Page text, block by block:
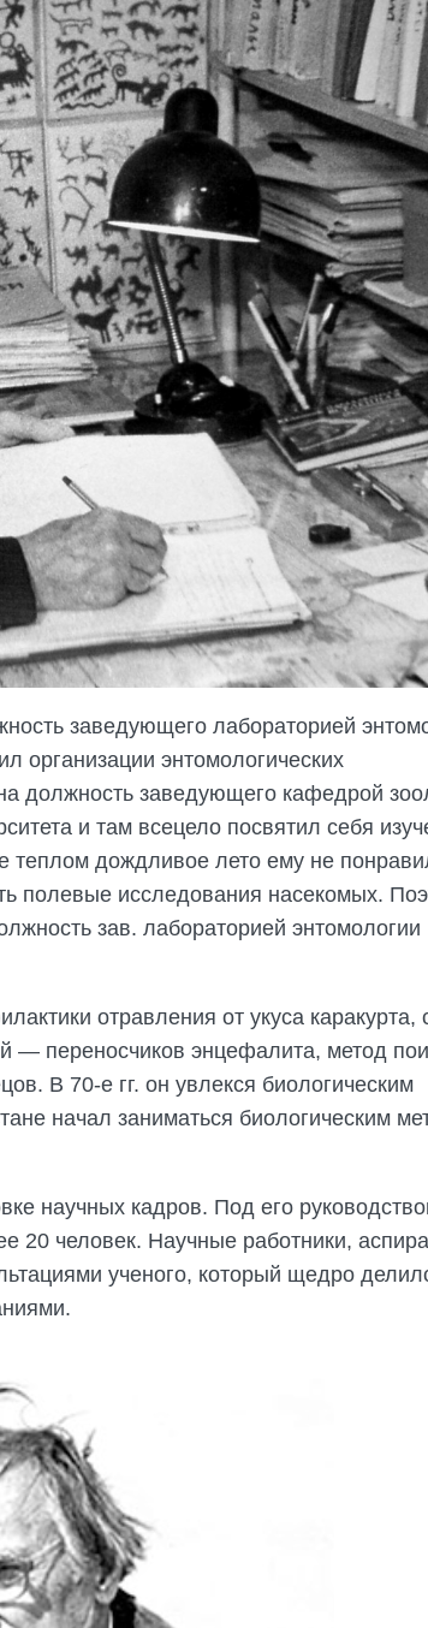
заведующего лабораторией
организации энтомологических
должность заведующего кафедрой
и там всецело посвятил себя
теплом дождливое лето ему не
полевые исследования насекомых.
зав. лабораторией энтомологии
отравления от укуса каракурта,
— переносчиков энцефалита, метод
В 70-е гг. он увлекся биологическим
начал заниматься биологическим
научных кадров. Под его
20 человек. Научные работники,
ученого, который щедро